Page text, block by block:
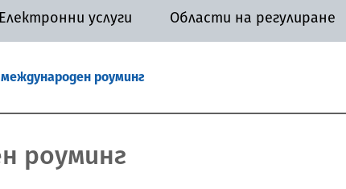
Електронни услуги Области на регулиране
международен роуминг
роуминг